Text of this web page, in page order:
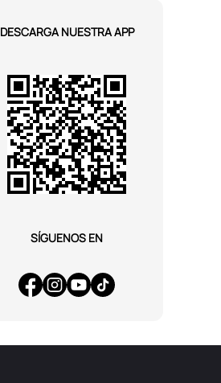
DESCARGA NUESTRA APP
SÍGUENOS EN